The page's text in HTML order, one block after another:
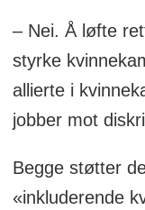
– Nei. Å løfte
styrke
allierte i
jobber mot
Begge støtter
«inkluderende